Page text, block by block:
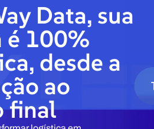
Data, sua
100%
desde a
ao
final